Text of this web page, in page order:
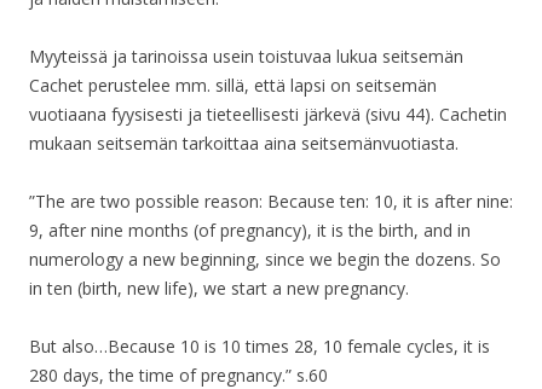
Myyteissä ja tarinoissa usein toistuvaa lukua seitsemän
Cachet perustelee mm. sillä, että lapsi on seitsemän
vuotiaana fyysisesti ja tieteellisesti järkevä (sivu 44). Cachetin
mukaan seitsemän tarkoittaa aina seitsemänvuotiasta.
”The are two possible reason: Because ten: 10, it is after nine:
9, after nine months (of pregnancy), it is the birth, and in
numerology a new beginning, since we begin the dozens. So
in ten (birth, new life), we start a new pregnancy.
But also…Because 10 is 10 times 28, 10 female cycles, it is
280 days, the time of pregnancy.” s.60